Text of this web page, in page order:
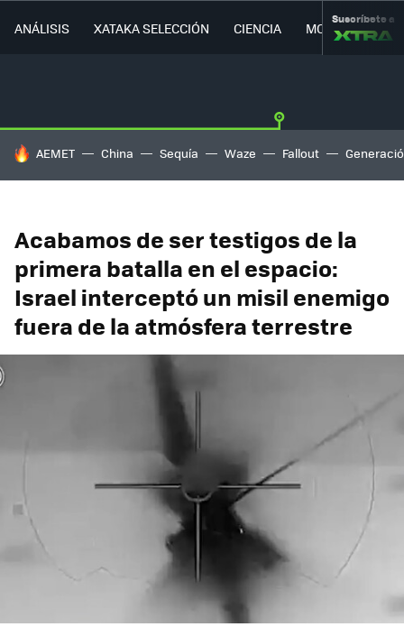
ANÁLISIS XATAKA SELECCIÓN CIENCIA MOVILIDAD
Suscríbete a
HOY SE HABLA DE
AEMET China Sequía Waze Fallout
Acabamos de ser testigos de la
primera batalla en el espacio:
Israel interceptó un misil enemigo
fuera de la atmósfera terrestre